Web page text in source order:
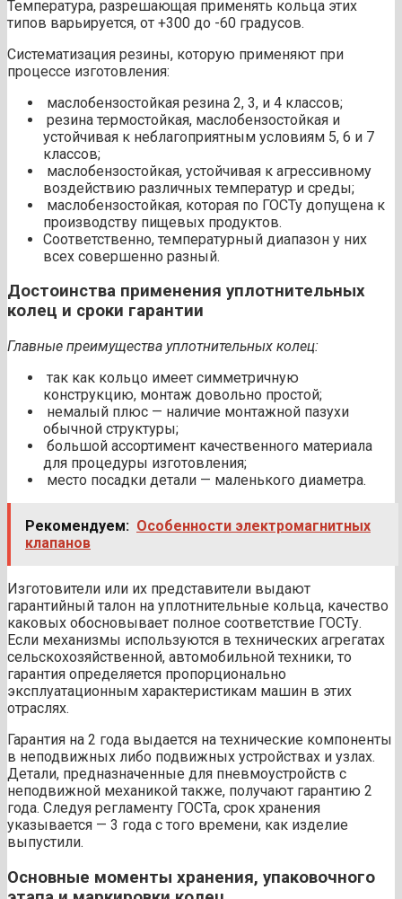
Температура, разрешающая применять кольца этих
типов варьируется, от +300 до -60 градусов.
Систематизация резины, которую применяют при
процессе изготовления:
маслобензостойкая резина 2, 3, и 4 классов;
резина термостойкая, маслобензостойкая и
устойчивая к неблагоприятным условиям 5, 6 и 7
классов;
маслобензостойкая, устойчивая к агрессивному
воздействию различных температур и среды;
маслобензостойкая, которая по ГОСТу допущена к
производству пищевых продуктов.
Соответственно, температурный диапазон у них
всех совершенно разный.
Достоинства применения уплотнительных
колец и сроки гарантии
Главные преимущества уплотнительных колец:
так как кольцо имеет симметричную
конструкцию, монтаж довольно простой;
немалый плюс — наличие монтажной пазухи
обычной структуры;
большой ассортимент качественного материала
для процедуры изготовления;
место посадки детали — маленького диаметра.
Рекомендуем: Особенности электромагнитных
клапанов
Изготовители или их представители выдают
гарантийный талон на уплотнительные кольца, качество
каковых обосновывает полное соответствие ГОСТу.
Если механизмы используются в технических агрегатах
сельскохозяйственной, автомобильной техники, то
гарантия определяется пропорционально
эксплуатационным характеристикам машин в этих
отраслях.
Гарантия на 2 года выдается на технические компоненты
в неподвижных либо подвижных устройствах и узлах.
Детали, предназначенные для пневмоустройств с
неподвижной механикой также, получают гарантию 2
года. Следуя регламенту ГОСТа, срок хранения
указывается — 3 года с того времени, как изделие
выпустили.
Основные моменты хранения, упаковочного